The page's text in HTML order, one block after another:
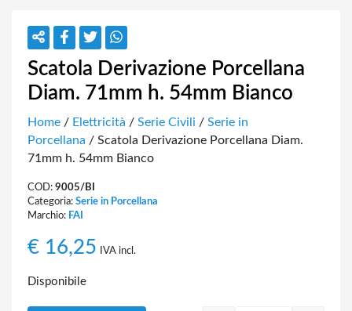
Scatola Derivazione Porcellana
Diam. 71mm h. 54mm Bianco
Home / Elettricità / Serie Civili / Serie in
Porcellana / Scatola Derivazione Porcellana Diam.
71mm h. 54mm Bianco
COD: 9005/BI
Categoria: Serie in Porcellana
Marchio: FAI
€ 16,25 IVA incl.
Disponibile